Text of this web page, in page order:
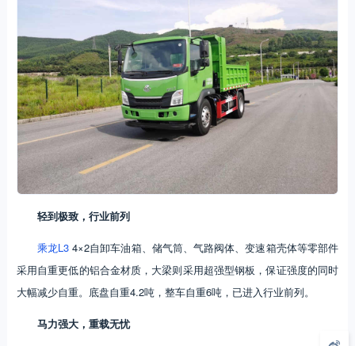
轻到极致，行业前列
乘龙L3 4×2自卸车油箱、储气筒、气路阀体、变速箱壳体等零部件
采用自重更低的铝合金材质，大梁则采用超强型钢板，保证强度的同时
大幅减少自重。底盘自重4.2吨，整车自重6吨，已进入行业前列。
马力强大，重载无忧